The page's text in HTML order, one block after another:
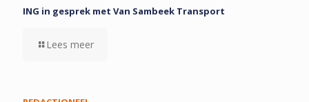
ING in gesprek met Van Sambeek Transport
Lees meer